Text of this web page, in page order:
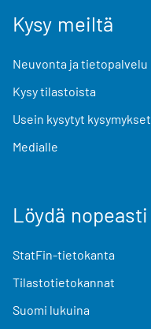
Kysy meiltä
Neuvonta ja tietopalvelu
Kysy tilastoista
Usein kysytyt kysymykset
Medialle
Löydä nopeasti
StatFin-tietokanta
Tilastotietokannat
Suomi lukuina